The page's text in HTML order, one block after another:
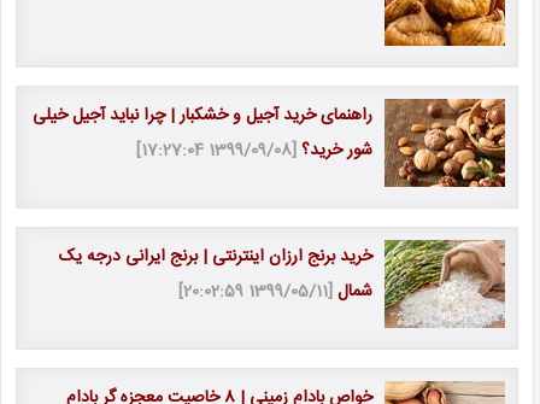
راهنمای خرید آجیل و خشکبار | چرا نباید آجیل خیلی
شور خرید؟[1399/09/08 17:27:04]
خرید برنج ارزان اینترنتی | برنج ایرانی درجه یک
شمال[1399/05/11 20:02:59]